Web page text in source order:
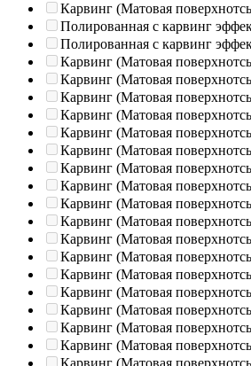
Карвинг (Матовая
Полированная c карвинг
Полированная c карвинг
Карвинг (Матовая
Карвинг (Матовая
Карвинг (Матовая
Карвинг (Матовая
Карвинг (Матовая
Карвинг (Матовая
Карвинг (Матовая
Карвинг (Матовая
Карвинг (Матовая
Карвинг (Матовая
Карвинг (Матовая
Карвинг (Матовая
Карвинг (Матовая
Карвинг (Матовая
Карвинг (Матовая
Карвинг (Матовая
Карвинг (Матовая